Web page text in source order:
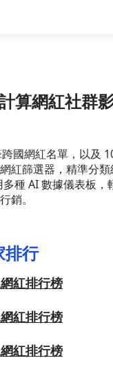
算網紅社群
國網紅名單，以及
紅篩選器，精準分類
種 AI 數據儀表板，
銷。
排行
紅排行榜
紅排行榜
紅排行榜